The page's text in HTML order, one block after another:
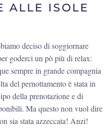
ALLE ISOLE
deciso di soggiornare
goderci un pò più di relax:
sempre in grande compagnia
del pernottamento è stata in
della prenotazione e di
Ma questo non vuol dire
sia stata azzeccata! Anzi!